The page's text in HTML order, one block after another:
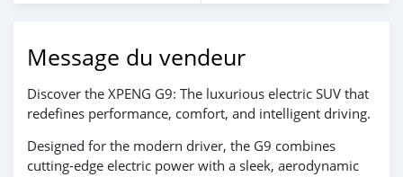
Message du vendeur
Discover the XPENG G9: The luxurious electric SUV that
redefines performance, comfort, and intelligent driving.
Designed for the modern driver, the G9 combines
cutting-edge electric power with a sleek, aerodynamic